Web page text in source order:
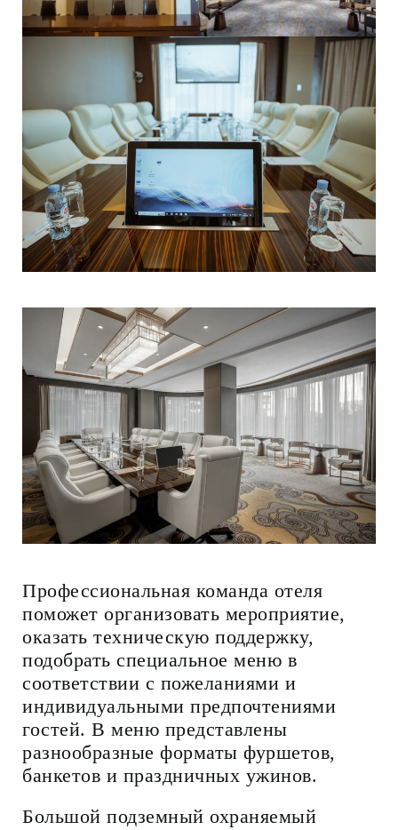
Профессиональная команда отеля
поможет организовать мероприятие,
оказать техническую поддержку,
подобрать специальное меню в
соответствии с пожеланиями и
индивидуальными предпочтениями
гостей. В меню представлены
разнообразные форматы фуршетов,
банкетов и праздничных ужинов.
Большой подземный охраняемый